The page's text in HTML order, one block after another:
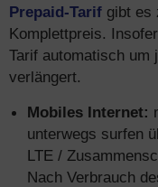
Prepaid-Tarif gibt es
Komplettpreis.
Tarif automatisch um
verlängert.
Mobiles Internet:
unterwegs surfen
LTE /
Nach Verbrauch